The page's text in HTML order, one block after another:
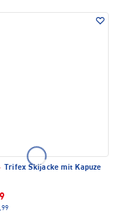
Trifex Skijacke mit Kapuze